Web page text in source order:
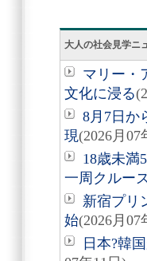
大人の社会見学ニ
マリー・
文化に浸る
8月7日か
現(2026月07
18歳未満
一周クルー
新宿プリ
始(2026月07
日本?韓